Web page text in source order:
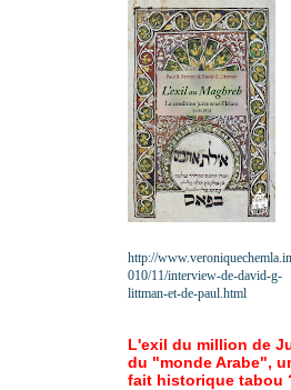
http://
010/11/interview-de-david-g-
littman-et-de-paul.html
L'exil du million de
du "monde Arabe",
fait historique tabou